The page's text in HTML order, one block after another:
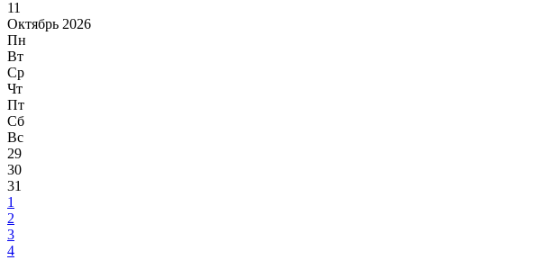
11
Октябрь 2026
Пн
Вт
Ср
Чт
Пт
Сб
Вс
29
30
31
1
2
3
4